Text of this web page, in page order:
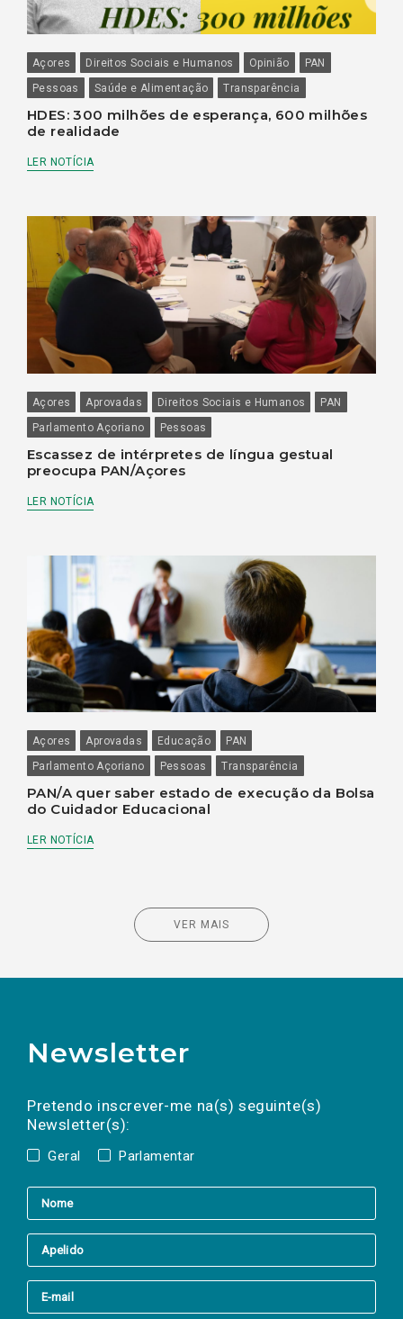
Açores Direitos Sociais e Humanos Opinião
PAN
Pessoas
Saúde e Alimentação Transparência
HDES: 300 milhões de esperança, 600 milhões
de realidade
LER NOTÍCIA
Açores Aprovadas Direitos Sociais e Humanos
PAN
Parlamento Açoriano
Pessoas
Escassez de intérpretes de língua gestual
preocupa PAN/Açores
LER NOTÍCIA
Açores Aprovadas Educação
PAN
Parlamento Açoriano
Pessoas Transparência
PAN/A quer saber estado de execução da Bolsa
do Cuidador Educacional
LER NOTÍCIA
VER MAIS
Newsletter
Pretendo inscrever-me na(s) seguinte(s)
Newsletter(s):
Geral Parlamentar
a(s) newsletter(s).
mail